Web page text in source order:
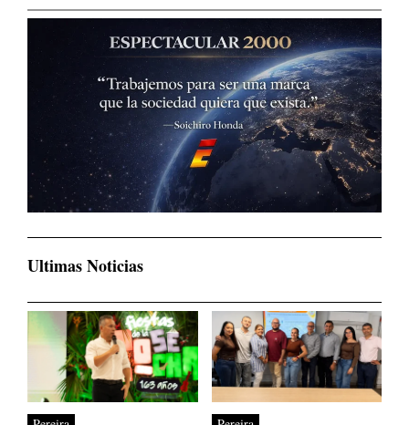
Ultimas Noticias